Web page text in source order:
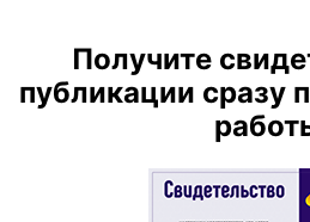
Получите
публикации сразу